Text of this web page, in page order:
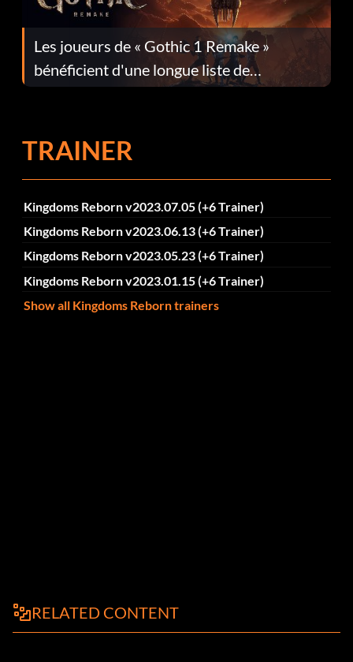
Les joueurs de « Gothic 1 Remake »
bénéficient d'une longue liste de
corrections dans la mise à jour 1.0.4
TRAINER
Kingdoms Reborn v2023.07.05 (+6 Trainer)
Kingdoms Reborn v2023.06.13 (+6 Trainer)
Kingdoms Reborn v2023.05.23 (+6 Trainer)
Kingdoms Reborn v2023.01.15 (+6 Trainer)
Show all Kingdoms Reborn trainers
RELATED CONTENT